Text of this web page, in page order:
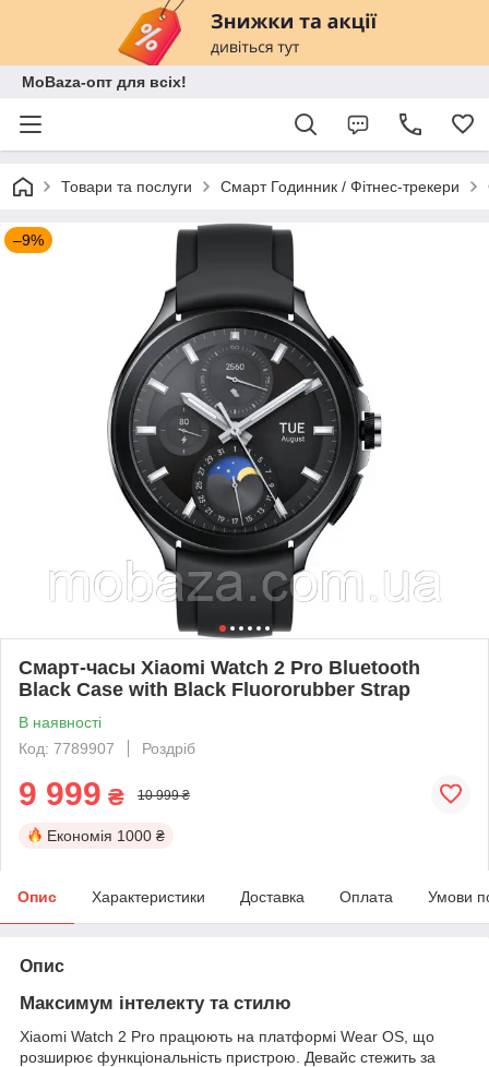
MoBaza-опт для всіх!
Товари та послуги Смарт Годинник / Фітнес-трекери
–9%
Смарт-часы Xiaomi Watch 2 Pro Bluetooth
Black Case with Black Fluororubber Strap
В наявності
Код: 7789907
Роздріб
9 999 ₴ 10 999 ₴
Економія 1000 ₴
Опис Характеристики Доставка Оплата Умови
Опис
Максимум інтелекту та стилю
Xiaomi Watch 2 Pro працюють на платформі Wear OS, що
розширює функціональність пристрою. Девайс стежить за